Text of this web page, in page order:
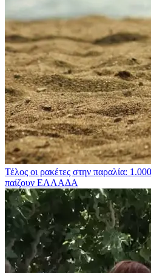
Τέλος οι ρακέτες στην παραλία:
παίζουν ΕΛΛΑΔΑ